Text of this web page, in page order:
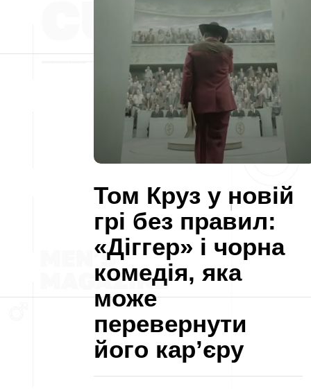
Том Круз у новій
грі без правил:
«Діггер» і чорна
комедія, яка
може
перевернути
його кар’єру